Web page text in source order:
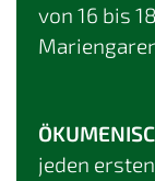
von 16 bis
jeden